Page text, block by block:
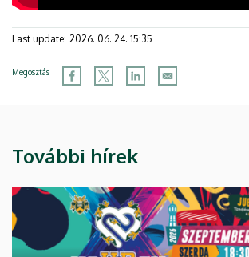
Last update: 2026. 06. 24. 15:35
Megosztás
További hírek